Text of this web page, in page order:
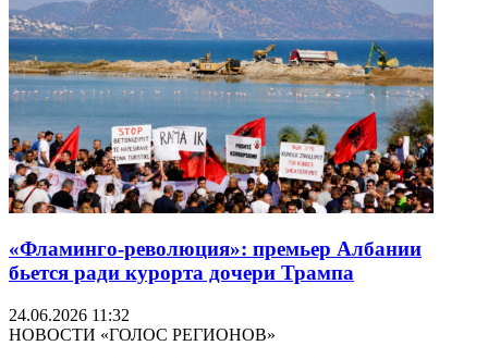
«Фламинго-революция»: премьер Албании
бьется ради курорта дочери Трампа
24.06.2026 11:32
НОВОСТИ «ГОЛОС РЕГИОНОВ»